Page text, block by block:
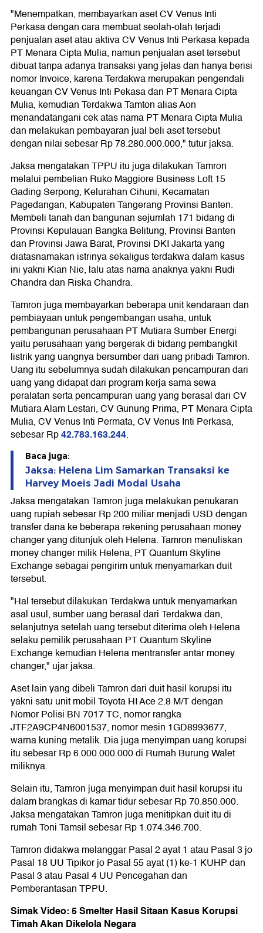
"Menempatkan, membayarkan aset CV Venus Inti
Perkasa dengan cara membuat seolah-olah terjadi
penjualan aset atau aktiva CV Venus Inti Perkasa kepada
PT Menara Cipta Mulia, namun penjualan aset tersebut
dibuat tanpa adanya transaksi yang jelas dan hanya berisi
nomor Invoice, karena Terdakwa merupakan pengendali
keuangan CV Venus Inti Pekasa dan PT Menara Cipta
Mulia, kemudian Terdakwa Tamton alias Aon
menandatangani cek atas nama PT Menara Cipta Mulia
dan melakukan pembayaran jual beli aset tersebut
dengan nilai sebesar Rp 78.280.000.000," tutur jaksa.
Jaksa mengatakan TPPU itu juga dilakukan Tamron
melalui pembelian Ruko Maggiore Business Loft 15
Gading Serpong, Kelurahan Cihuni, Kecamatan
Pagedangan, Kabupaten Tangerang Provinsi Banten.
Membeli tanah dan bangunan sejumlah 171 bidang di
Provinsi Kepulauan Bangka Belitung, Provinsi Banten
dan Provinsi Jawa Barat, Provinsi DKI Jakarta yang
diatasnamakan istrinya sekaligus terdakwa dalam kasus
ini yakni Kian Nie, lalu atas nama anaknya yakni Rudi
Chandra dan Riska Chandra.
Tamron juga membayarkan beberapa unit kendaraan dan
pembiayaan untuk pengembangan usaha, untuk
pembangunan perusahaan PT Mutiara Sumber Energi
yaitu perusahaan yang bergerak di bidang pembangkit
listrik yang uangnya bersumber dari uang pribadi Tamron.
Uang itu sebelumnya sudah dilakukan pencampuran dari
uang yang didapat dari program kerja sama sewa
peralatan serta pencampuran uang yang berasal dari CV
Mutiara Alam Lestari, CV Gunung Prima, PT Menara Cipta
Mulia, CV Venus Inti Permata, CV Venus Inti Perkasa,
sebesar Rp42.783.163.244.
Baca juga:
Jaksa: Helena Lim Samarkan Transaksi ke
Harvey Moeis Jadi Modal Usaha
Jaksa mengatakan Tamron juga melakukan penukaran
uang rupiah sebesar Rp 200 miliar menjadi USD dengan
transfer dana ke beberapa rekening perusahaan money
changer yang ditunjuk oleh Helena. Tamron menuliskan
money changer milik Helena, PT Quantum Skyline
Exchange sebagai pengirim untuk menyamarkan duit
tersebut.
"Hal tersebut dilakukan Terdakwa untuk menyamarkan
asal usul, sumber uang berasal dari Terdakwa dan,
selanjutnya setelah uang tersebut diterima oleh Helena
selaku pemilik perusahaan PT Quantum Skyline
Exchange kemudian Helena mentransfer antar money
changer," ujar jaksa.
Aset lain yang dibeli Tamron dari duit hasil korupsi itu
yakni satu unit mobil Toyota HI Ace 2.8 M/T dengan
Nomor Polisi BN 7017 TC, nomor rangka
JTF2A9CP4N6001537, nomor mesin 1GD8993677,
warna kuning metalik. Dia juga menyimpan uang korupsi
itu sebesar Rp 6.000.000.000 di Rumah Burung Walet
miliknya.
Selain itu, Tamron juga menyimpan duit hasil korupsi itu
dalam brangkas di kamar tidur sebesar Rp 70.850.000.
Jaksa mengatakan Tamron juga menitipkan duit itu di
rumah Toni Tamsil sebesar Rp 1.074.346.700.
Tamron didakwa melanggar Pasal 2 ayat 1 atau Pasal 3 jo
Pasal 18 UU Tipikor jo Pasal 55 ayat (1) ke-1 KUHP dan
Pasal 3 atau Pasal 4 UU Pencegahan dan
Pemberantasan TPPU.
Simak Video: 5 Smelter Hasil Sitaan Kasus Korupsi
Timah Akan Dikelola Negara